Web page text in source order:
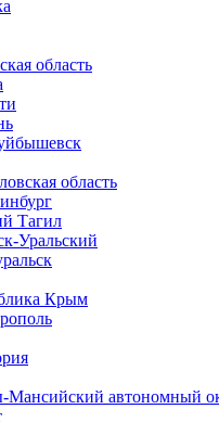
область
область
Тагил
Уральский
Крым
Мансийский автономный